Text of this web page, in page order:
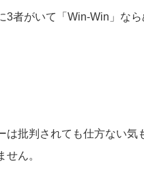
者がいて「Win-Win」な
批判されても仕方ない気
ん。